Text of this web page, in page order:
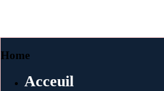
Home
Acceuil